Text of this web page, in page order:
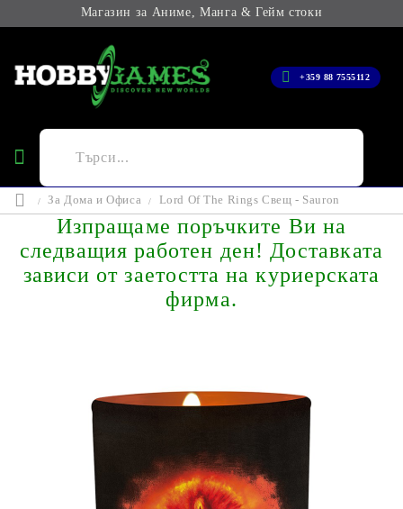
Магазин за Аниме, Манга & Гейм стоки
+359 88 7555112
За Дома и Офиса Lord Of The Rings Свещ - Sauron
Изпращаме поръчките Ви на
следващия работен ден! Доставката
зависи от заетостта на куриерската
фирма.